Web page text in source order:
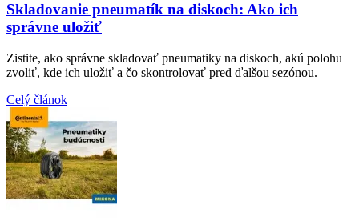
Skladovanie pneumatík na diskoch: Ako ich
správne uložiť
Zistite, ako správne skladovať pneumatiky na diskoch, akú polohu
zvoliť, kde ich uložiť a čo skontrolovať pred ďalšou sezónou.
Celý článok